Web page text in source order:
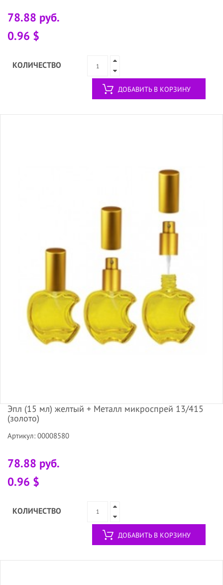
78.88 руб.
0.96 $
КОЛИЧЕСТВО
ДОБАВИТЬ В КОРЗИНУ
Эпл (15 мл) желтый + Металл микроспрей 13/415
(золото)
Артикул: 00008580
78.88 руб.
0.96 $
КОЛИЧЕСТВО
ДОБАВИТЬ В КОРЗИНУ